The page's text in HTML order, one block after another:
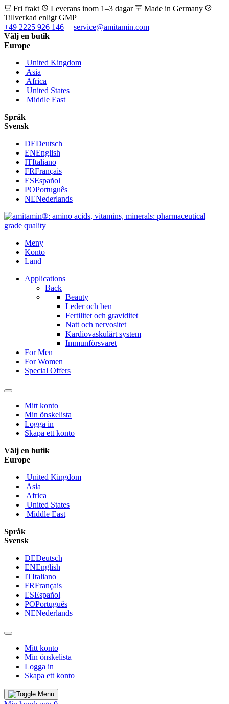
Fri frakt Leverans inom 1–3 dagar
Made in Germany
Tillverkad enligt GMP
+49 2225 926 146
service@amitamin.com
Välj en butik
Europe
United Kingdom
Asia
Africa
United States
Middle East
Språk
Svensk
DEDeutsch
ENEnglish
ITItaliano
FRFrançais
ESEspañol
POPortuguês
NENederlands
Meny
Konto
Land
Applications
Back
Beauty
Leder och ben
Fertilitet och graviditet
Natt och nervositet
Kardiovaskulärt system
Immunförsvaret
For Men
For Women
Special Offers
Mitt konto
Min önskelista
Logga in
Skapa ett konto
Välj en butik
Europe
United Kingdom
Asia
Africa
United States
Middle East
Språk
Svensk
DEDeutsch
ENEnglish
ITItaliano
FRFrançais
ESEspañol
POPortuguês
NENederlands
Mitt konto
Min önskelista
Logga in
Skapa ett konto